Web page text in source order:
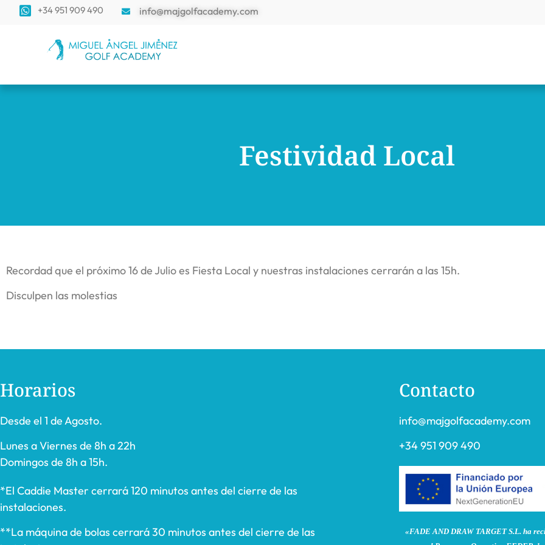
+34 951 909 490 info@majgolfacademy.com
Festividad Local
Recordad que el próximo 16 de Julio es Fiesta Local y nuestras instalaciones cerrarán a las 15h.
Disculpen las molestias
Horarios
Desde el 1 de Agosto.
Lunes a Viernes de 8h a 22h
Domingos de 8h a 15h.
*El Caddie Master cerrará 120 minutos antes del cierre de las
instalaciones.
**La máquina de bolas cerrará 30 minutos antes del cierre de las
Contacto
info@majgolfacademy.com
+34 951 909 490
«FADE AND DRAW TARGET S.L. ha